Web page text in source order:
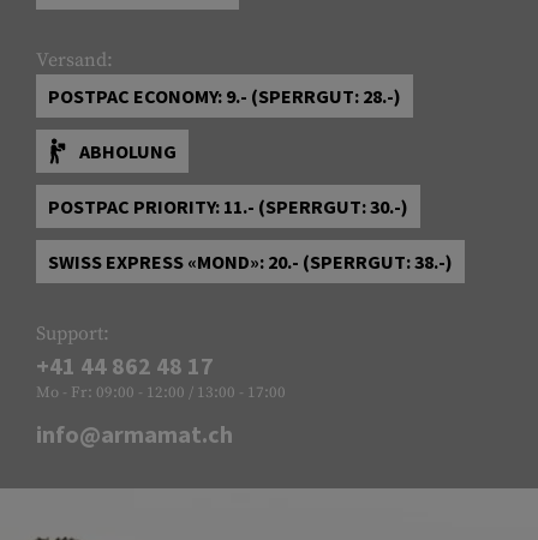
Versand:
POSTPAC ECONOMY: 9.- (SPERRGUT: 28.-)
ABHOLUNG
POSTPAC PRIORITY: 11.- (SPERRGUT: 30.-)
SWISS EXPRESS «MOND»: 20.- (SPERRGUT: 38.-)
Support:
+41 44 862 48 17
Mo - Fr: 09:00 - 12:00 / 13:00 - 17:00
info@armamat.ch